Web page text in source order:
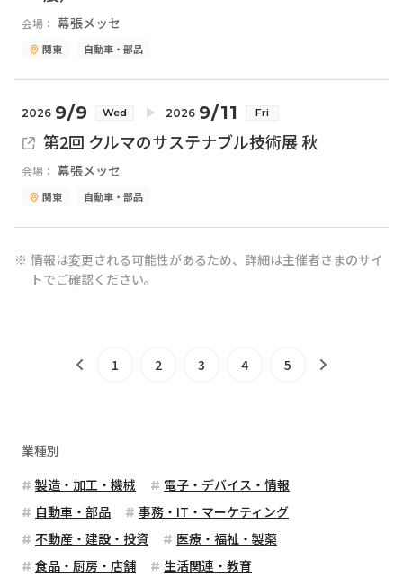
会場： 幕張メッセ
関東 自動車・部品
2026 9/9 Wed 2026 9/11 Fri
第2回 クルマのサステナブル技術展 秋
会場： 幕張メッセ
関東 自動車・部品
情報は変更される可能性があるため、詳細は主催者さまのサイ
トでご確認ください。
1 2 3 4 5
業種別
製造・加工・機械
電子・デバイス・情報
自動車・部品
事務・IT・マーケティング
不動産・建設・投資
医療・福祉・製薬
食品・厨房・店舗
生活関連・教育